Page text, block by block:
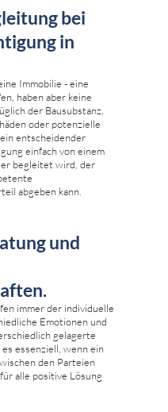
bei
in
Immobilie - eine
haben aber keine
der Bausubstanz,
oder potenzielle
entscheidender
einfach von einem
begleitet wird, der
abgeben kann.
und
immer der individuelle
Emotionen und
gelagerte
essenziell, wenn ein
den Parteien
alle positive Lösung